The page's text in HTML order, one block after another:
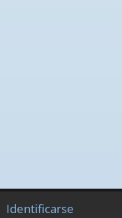
Identificarse